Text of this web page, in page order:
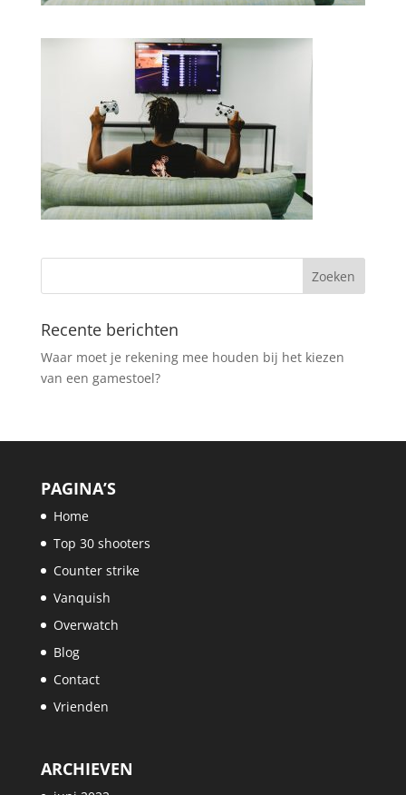
Recente berichten
Waar moet je rekening mee houden bij het kiezen
van een gamestoel?
PAGINA’S
Home
Top 30 shooters
Counter strike
Vanquish
Overwatch
Blog
Contact
Vrienden
ARCHIEVEN